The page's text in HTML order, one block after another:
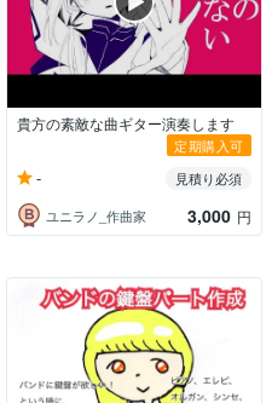
貴方の素敵な曲ギター演奏します
定期購入可
-
見積り必須
ユニラノ_作曲家
3,000 円